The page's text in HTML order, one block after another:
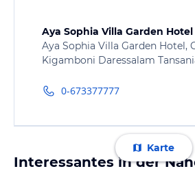
Aya Sophia Villa Garden Hotel
Aya Sophia Villa Garden Hotel,
Kigamboni Daressalam
0-673377777
Karte
Interessantes in der